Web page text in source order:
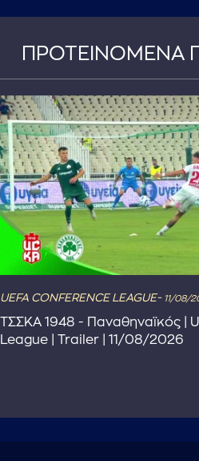
ΠΡΟΤΕΙΝΟΜΕΝΑ
UEFA CONFERENCE LEAGUE- 11/08/
ΤΣΣΚΑ 1948 - Παναθηναϊκός |
League | Trailer | 11/08/2026